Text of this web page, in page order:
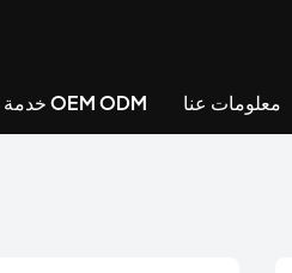
خدمة OEM ODM معلومات عنا